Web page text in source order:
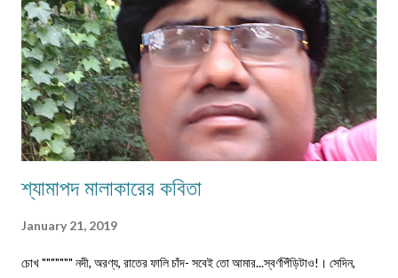
শ্যামাপদ মালাকারের কবিতা
January 21, 2019
চোখ """"""" নদী, অরণ্য, রাতের ফালি চাঁদ- সবেই তো আমার...স্বর্ণপিঁড়িটাও!। সেদিন,